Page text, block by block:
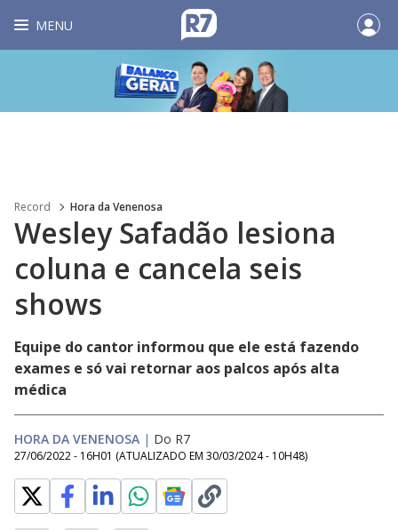
MENU
Record Hora da Venenosa
Wesley Safadão lesiona
coluna e cancela seis
shows
Equipe do cantor informou que ele está fazendo
exames e só vai retornar aos palcos após alta
médica
HORA DA VENENOSA | Do R7
27/06/2022 - 16H01 (ATUALIZADO EM 30/03/2024 - 10H48)